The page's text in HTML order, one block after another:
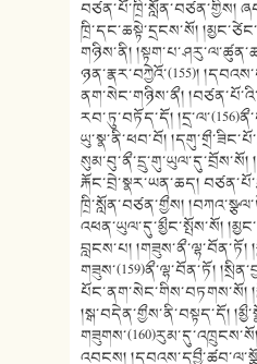
བཙན་པོ་ཁྲི་སློན་བཙན་གྱིས།
ཁྲི་དང་ཆསྟེ་དྲངས་སོ།
གཉིས་ནི།
ཉན་རྣར་བཀྱེའོ་(155)།
ནག་སེང་གཉིས་ནྀ།
རབ་ཏུ་བཏོད་དོ།
ཡུ་སྣ་ནི་ཕབ་བོ།
རྐོང་བྲེ་སྣར་ཡན་ཆད།
ཁྲི་སློན་བཙན་གྱྀས།
འཕན་ཡུལ་དུ་མྱྀང་སྤོས་སོ།
བླངས་པ། །གཟུས་ནྀ་ལྷ་བོན་ཏོ།
གཟུས་(159)ནྀ་ལྷ་བོན་ཏོ།
པོང་ནག་སེང་གིས་བཏགས་སོ།
།སྒ་བདེན་གྱྀས་ནི་བསྟད་དོ།
འབངས།